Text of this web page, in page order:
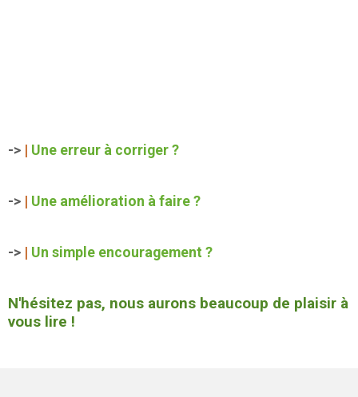
-> | Une erreur à corriger ?
-> | Une amélioration à faire ?
-> | Un simple encouragement ?
N'hésitez pas, nous aurons beaucoup de plaisir à
vous lire !